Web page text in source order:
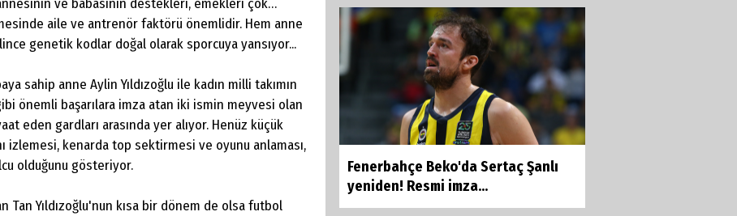
ve babasının destekleri, emekleri çok…
aile ve antrenör faktörü önemlidir. Hem anne
genetik kodlar doğal olarak sporcuya yansıyor...
sahip anne Aylin Yıldızoğlu ile kadın milli takımın
önemli başarılara imza atan iki ismin meyvesi olan
eden gardları arasında yer alıyor. Henüz küçük
izlemesi, kenarda top sektirmesi ve oyunu anlaması,
olduğunu gösteriyor.
Tan Yıldızoğlu'nun kısa bir dönem de olsa futbol
Fenerbahçe Beko'da Sertaç Şanlı
yeniden! Resmi imza...